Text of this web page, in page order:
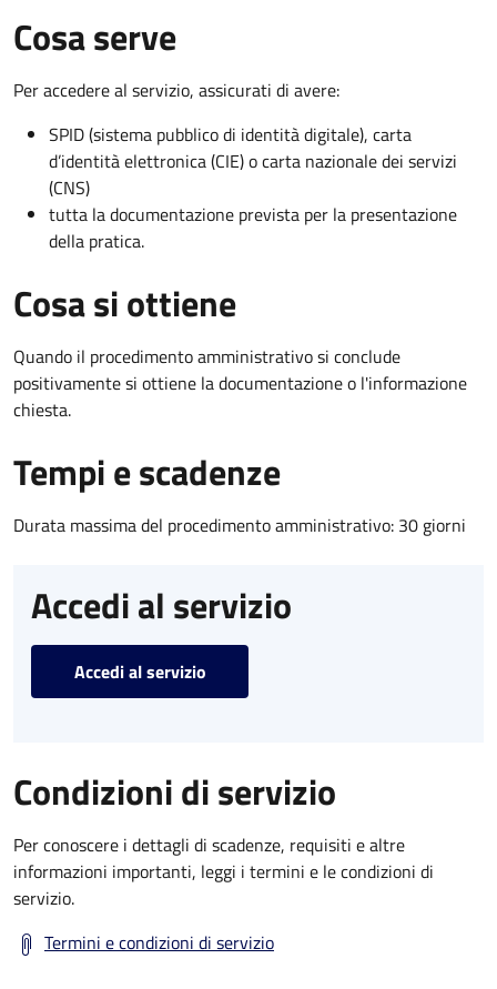
Cosa serve
Per accedere al servizio, assicurati di avere:
SPID (sistema pubblico di identità digitale), carta
d’identità elettronica (CIE) o carta nazionale dei servizi
(CNS)
tutta la documentazione prevista per la presentazione
della pratica.
Cosa si ottiene
Quando il procedimento amministrativo si conclude
positivamente si ottiene la documentazione o l'informazione
chiesta.
Tempi e scadenze
Durata massima del procedimento amministrativo: 30 giorni
Accedi al servizio
Accedi al servizio
Condizioni di servizio
Per conoscere i dettagli di scadenze, requisiti e altre
informazioni importanti, leggi i termini e le condizioni di
servizio.
Termini e condizioni di servizio